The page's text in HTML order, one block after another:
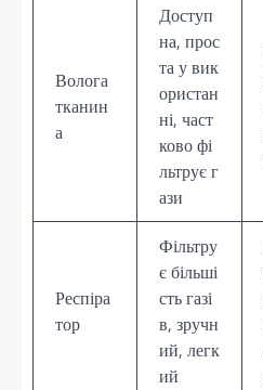
Волога
тканин
а
Доступ
на, прос
та у вик
ористан
ні, част
ково фі
льтрує г
ази
Респіра
тор
Фільтру
є більші
сть газі
в, зручн
ий, легк
ий